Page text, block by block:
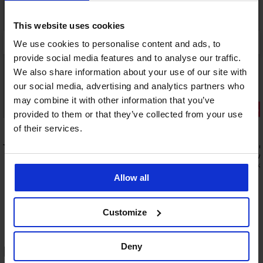
This website uses cookies
We use cookies to personalise content and ads, to
provide social media features and to analyse our traffic.
We also share information about your use of our site with
our social media, advertising and analytics partners who
may combine it with other information that you’ve
provided to them or that they’ve collected from your use
of their services.
Allow all
Customize
Deny
5
krátké
-25% ALL25
2+1 ZDARMA
129 Kč
Sleva -30%
3PACK
JACMateo
174 Kč249
HODNOCENÍ PRODUKTU 3PACK